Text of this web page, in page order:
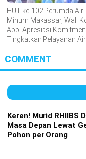
HUT ke-102 Perumda Air
Minum Makassar, Wali
Appi Apresiasi Komitmen
Tingkatkan Pelayanan Air
COMMENT
Keren! Murid RHIIBS
Masa Depan Lewat
Pohon per Orang